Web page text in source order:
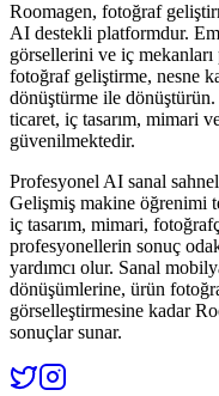
Roomagen, fotoğraf
AI destekli platformdur.
görsellerini ve iç
fotoğraf geliştirme, nesne
dönüştürme ile
ticaret, iç tasarım, mimari
güvenilmektedir.
Profesyonel AI sanal
Gelişmiş makine öğrenimi
iç tasarım, mimari,
profesyonellerin sonuç
yardımcı olur. Sanal
dönüşümlerine, ürün
görselleştirmesine kadar
sonuçlar sunar.